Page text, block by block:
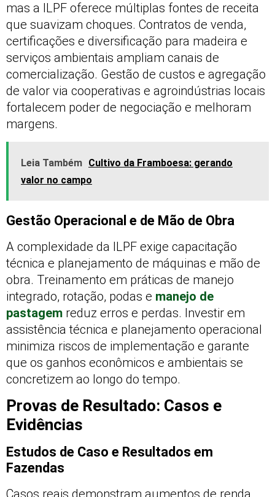
mas a ILPF oferece múltiplas fontes de receita
que suavizam choques. Contratos de venda,
certificações e diversificação para madeira e
serviços ambientais ampliam canais de
comercialização. Gestão de custos e agregação
de valor via cooperativas e agroindústrias locais
fortalecem poder de negociação e melhoram
margens.
Leia Também Cultivo da Framboesa: gerando
valor no campo
Gestão Operacional e de Mão de Obra
A complexidade da ILPF exige capacitação
técnica e planejamento de máquinas e mão de
obra. Treinamento em práticas de manejo
integrado, rotação, podas e manejo de
pastagem reduz erros e perdas. Investir em
assistência técnica e planejamento operacional
minimiza riscos de implementação e garante
que os ganhos econômicos e ambientais se
concretizem ao longo do tempo.
Provas de Resultado: Casos e
Evidências
Estudos de Caso e Resultados em
Fazendas
Casos reais demonstram aumentos de renda